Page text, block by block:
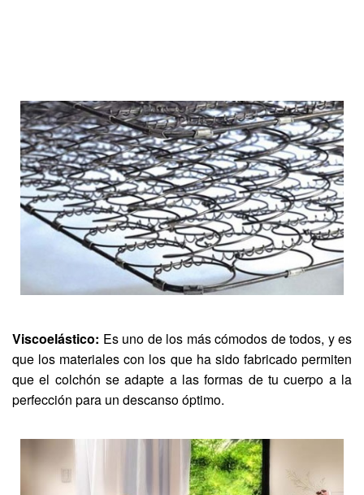
Viscoelástico: Es uno de los más cómodos de todos, y es
que los materiales con los que ha sido fabricado permiten
que el colchón se adapte a las formas de tu cuerpo a la
perfección para un descanso óptimo.